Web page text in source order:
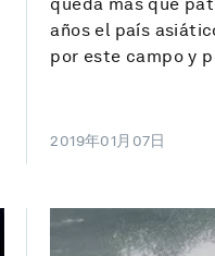
queda más que
años el país
por este campo y
2019年01月07日